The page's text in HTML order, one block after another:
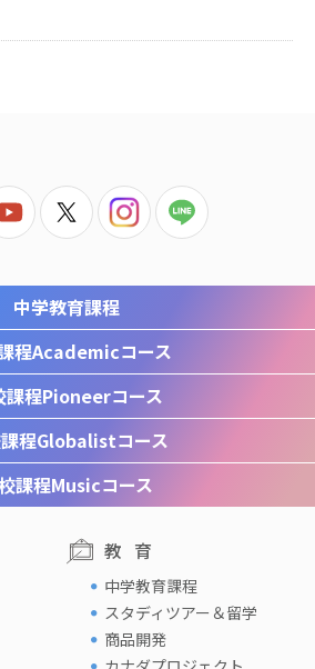
中学教育課程
程Academicコース
課程Pioneerコース
程Globalistコース
課程Musicコース
教育
中学教育課程
スタディツアー＆留学
商品開発